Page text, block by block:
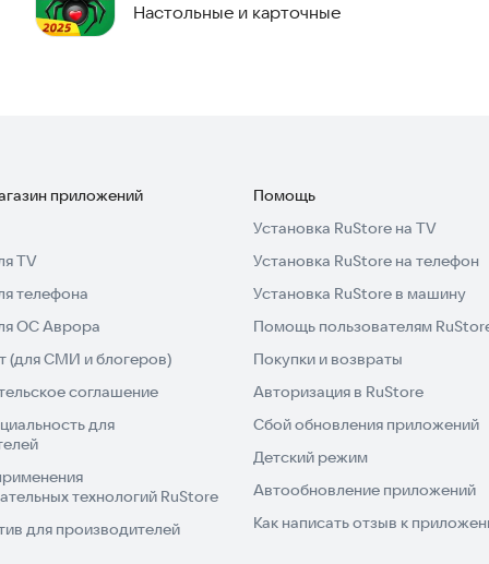
мира игра поддерживает более 20 языков.
для себя мир увлекательных карточных
Настольные и карточные
приложений
TV
телефона
ОС Аврора
(для СМИ и блогеров)
соглашение
для
технологий RuStore
для производителей
Помощь
Установка RuStore на TV
Установка RuStore на телефон
Установка RuStore в машину
Помощь пользователям
Покупки и возвраты
Авторизация в RuStore
Сбой обновления приложений
Детский режим
Автообновление приложений
Как написать отзыв к